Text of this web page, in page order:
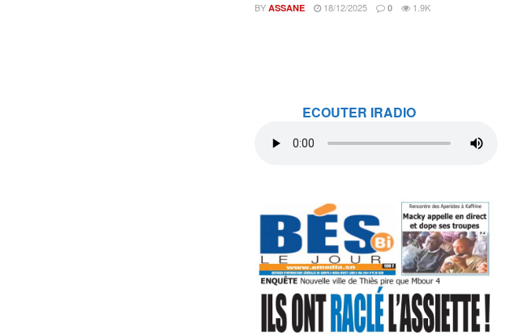
BY ASSANE 18/12/2025 0 1.9K
ECOUTER IRADIO